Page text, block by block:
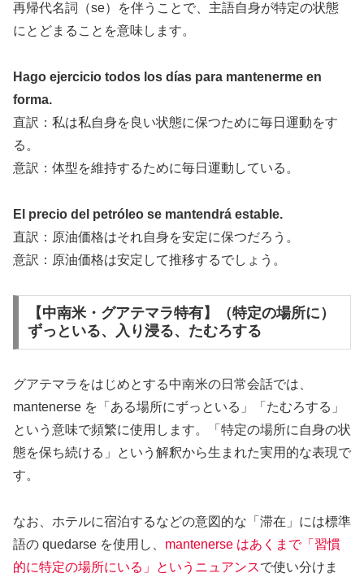
再帰代名詞（se）を伴うことで、主語自身が特定の状態
にとどまることを意味します。
Hago ejercicio todos los días para mantenerme en
forma.
直訳：私は私自身を良い状態に保つために毎日運動をす
る。
意訳：体型を維持するために毎日運動している。
El precio del petróleo se mantendrá estable.
直訳：原油価格はそれ自身を安定に保つだろう。
意訳：原油価格は安定して推移するでしょう。
【中南米・グアテマラ特有】（特定の場所に）
ずっといる、入り浸る、たむろする
グアテマラをはじめとする中南米の日常会話では、
mantenerse を「ある場所にずっといる」「たむろする」
という意味で頻繁に使用します。「特定の場所に自身の状
態を保ち続ける」という解釈から生まれた実用的な表現で
す。
なお、ホテルに宿泊するなどの意図的な「滞在」には標準
語の quedarse を使用し、 mantenerse はあくまで「習慣
的に特定の場所にいる」というニュアンスで使い分けま